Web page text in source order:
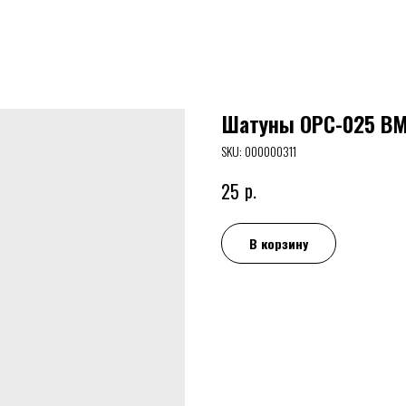
Шатуны ОРС-025
SKU:000000311
25 р.
В корзину